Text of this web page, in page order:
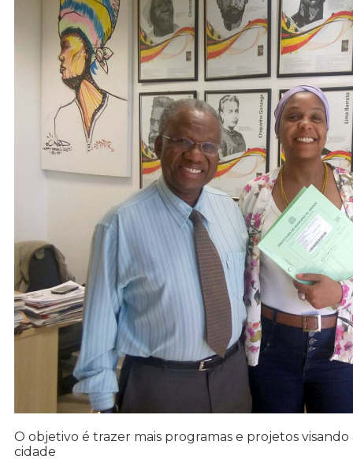
O objetivo é trazer mais programas e projetos
cidade